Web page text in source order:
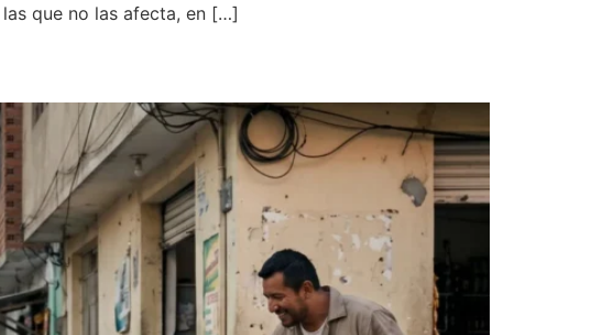
que no las afecta, en […]